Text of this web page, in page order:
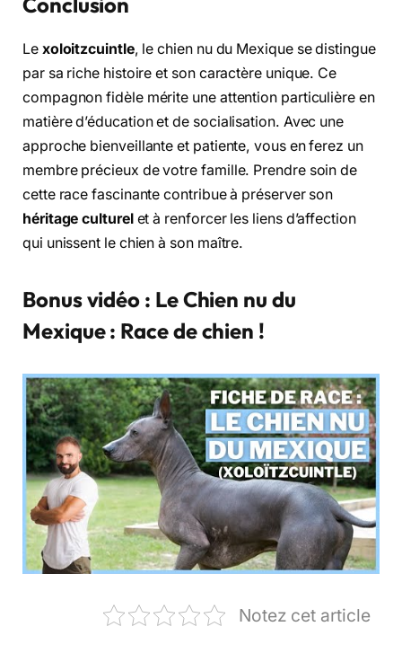
Le xoloitzcuintle, le chien nu du Mexique se distingue
par sa riche histoire et son caractère unique. Ce
compagnon fidèle mérite une attention particulière en
matière d’éducation et de socialisation. Avec une
approche bienveillante et patiente, vous en ferez un
membre précieux de votre famille. Prendre soin de
cette race fascinante contribue à préserver son
héritage culturelet à renforcer les liens d’affection
qui unissent le chien à son maître.
Bonus vidéo : Le Chien nu du
Mexique : Race de chien !
Notez cet article